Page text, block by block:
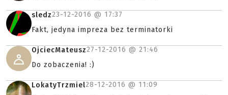
sledz23-12-2016 @ 17:37
Fakt, jedyna impreza bez terminatorki
OjciecMateusz27-12-2016 @ 21:46
Do zobaczenia! :)
LokatyTrzmiel28-12-2016 @ 11:09